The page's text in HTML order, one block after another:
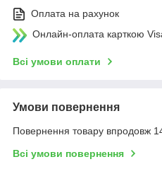
Оплата на рахунок
Онлайн-оплата карткою
Всі умови оплати
Умови повернення
Повернення товару впродовж
Всі умови повернення